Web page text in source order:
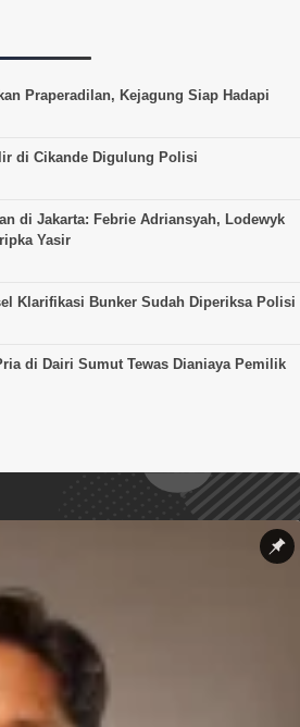
Praperadilan, Kejagung Siap Hadapi
di Cikande Digulung Polisi
di Jakarta: Febrie Adriansyah, Lodewyk
Yasir
Klarifikasi Bunker Sudah Diperiksa Polisi
di Dairi Sumut Tewas Dianiaya Pemilik